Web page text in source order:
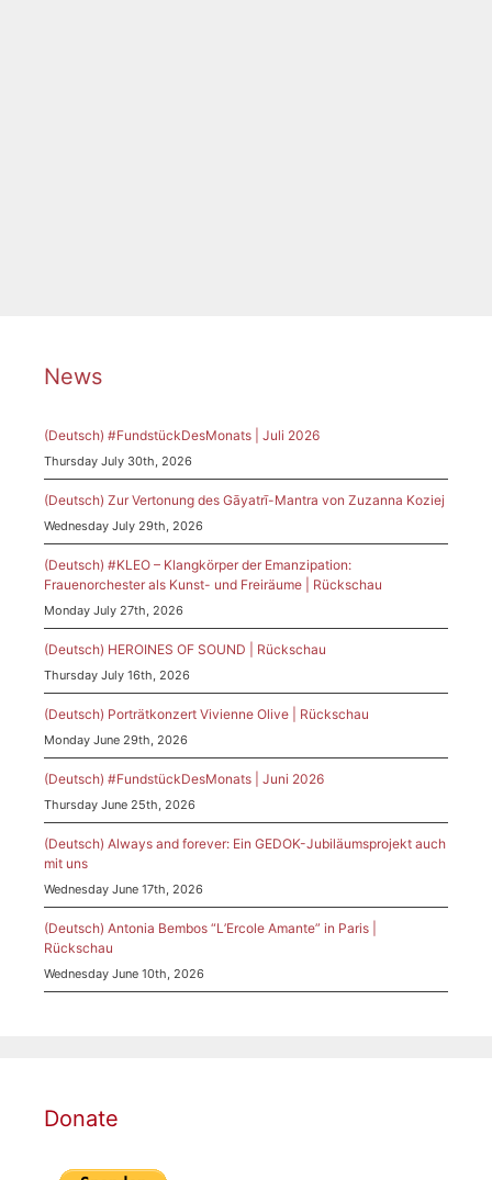
News
(Deutsch) #FundstückDesMonats | Juli 2026
Thursday July 30th, 2026
(Deutsch) Zur Vertonung des Gāyatrī-Mantra von Zuzanna Koziej
Wednesday July 29th, 2026
(Deutsch) #KLEO – Klangkörper der Emanzipation:
Frauenorchester als Kunst- und Freiräume | Rückschau
Monday July 27th, 2026
(Deutsch) HEROINES OF SOUND | Rückschau
Thursday July 16th, 2026
(Deutsch) Porträtkonzert Vivienne Olive | Rückschau
Monday June 29th, 2026
(Deutsch) #FundstückDesMonats | Juni 2026
Thursday June 25th, 2026
(Deutsch) Always and forever: Ein GEDOK-Jubiläumsprojekt auch
mit uns
Wednesday June 17th, 2026
(Deutsch) Antonia Bembos “L’Ercole Amante” in Paris |
Rückschau
Wednesday June 10th, 2026
Donate